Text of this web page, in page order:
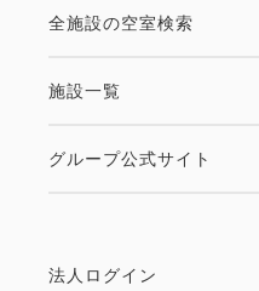
全施設の空室検索
施設一覧
グループ公式サイト
法人ログイン